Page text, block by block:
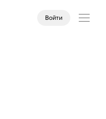
Войти